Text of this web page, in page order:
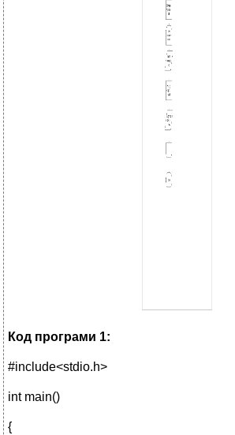
Код програми 1:
#include<stdio.h>
int main()
{